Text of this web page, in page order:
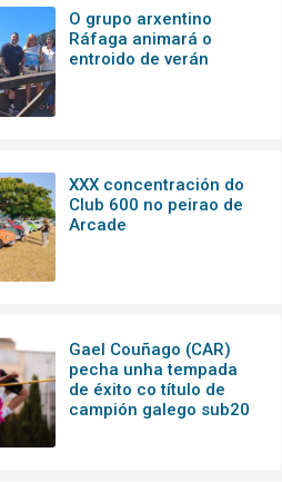
O grupo arxentino
Ráfaga animará o
entroido de verán
XXX concentración do
Club 600 no peirao de
Arcade
Gael Couñago (CAR)
pecha unha tempada
de éxito co título de
campión galego sub20